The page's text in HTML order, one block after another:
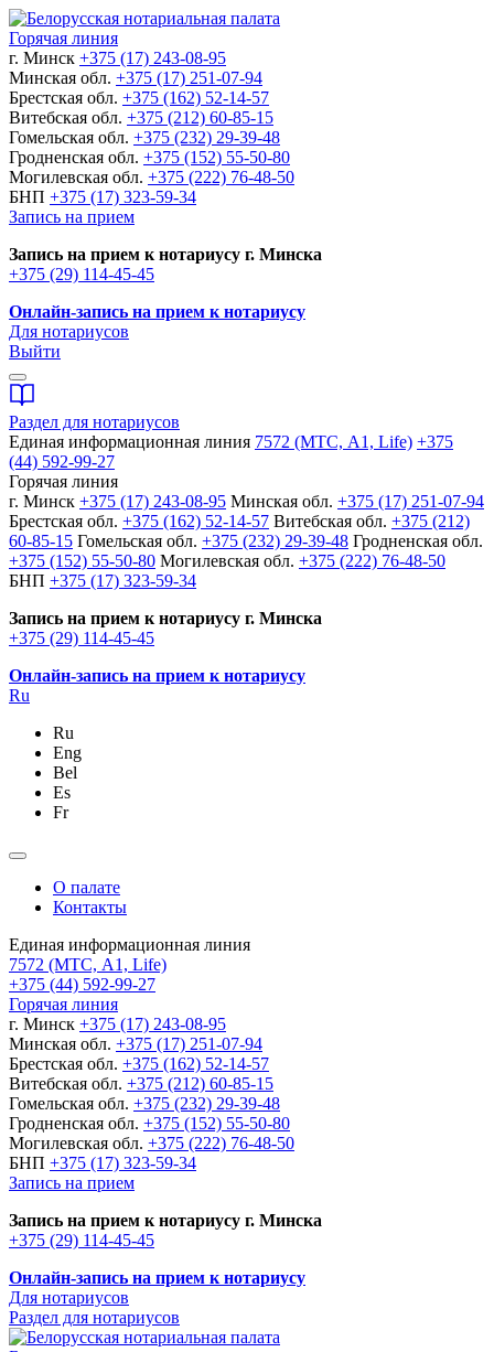
Горячая линия
г. Минск +375 (17) 243-08-95
Минская обл. +375 (17) 251-07-94
Брестская обл. +375 (162) 52-14-57
Витебская обл. +375 (212) 60-85-15
Гомельская обл. +375 (232) 29-39-48
Гродненская обл. +375 (152) 55-50-80
Могилевская обл. +375 (222) 76-48-50
БНП +375 (17) 323-59-34
Запись на прием
Запись на прием к нотариусу г. Минска
+375 (29) 114-45-45
Онлайн-запись на прием к нотариусу
Для нотариусов
Выйти
Раздел для нотариусов
Единая информационная линия 7572 (МТС, A1, Life) +375
(44) 592-99-27
Горячая линия
г. Минск +375 (17) 243-08-95 Минская обл. +375 (17) 251-07-94
Брестская обл. +375 (162) 52-14-57 Витебская обл. +375 (212)
60-85-15 Гомельская обл. +375 (232) 29-39-48 Гродненская обл.
+375 (152) 55-50-80 Могилевская обл. +375 (222) 76-48-50
БНП +375 (17) 323-59-34
Запись на прием к нотариусу г. Минска
+375 (29) 114-45-45
Онлайн-запись на прием к нотариусу
Ru
Ru
Eng
Bel
Es
Fr
О палате
Контакты
Единая информационная линия
7572 (МТС, A1, Life)
+375 (44) 592-99-27
Горячая линия
г. Минск +375 (17) 243-08-95
Минская обл. +375 (17) 251-07-94
Брестская обл. +375 (162) 52-14-57
Витебская обл. +375 (212) 60-85-15
Гомельская обл. +375 (232) 29-39-48
Гродненская обл. +375 (152) 55-50-80
Могилевская обл. +375 (222) 76-48-50
БНП +375 (17) 323-59-34
Запись на прием
Запись на прием к нотариусу г. Минска
+375 (29) 114-45-45
Онлайн-запись на прием к нотариусу
Для нотариусов
Раздел для нотариусов